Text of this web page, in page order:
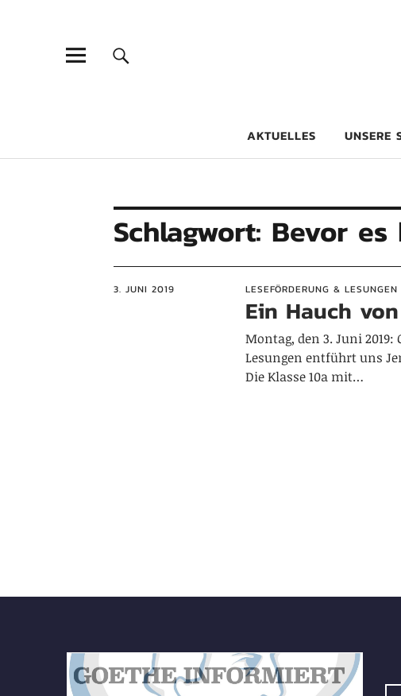
Goethe-
AKTUELLES UNSERE
Schlagwort: Bevor
3. JUNI 2019 LESEFÖRDERUNG & LESUNGEN
Ein Hauch
Montag, den 3. Juni
Lesungen entführt uns
Die Klasse 10a mit…